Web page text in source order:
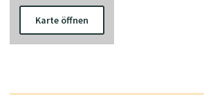
Karte öffnen